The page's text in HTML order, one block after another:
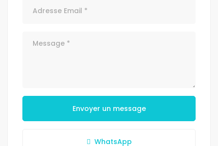
Envoyer un message
WhatsApp